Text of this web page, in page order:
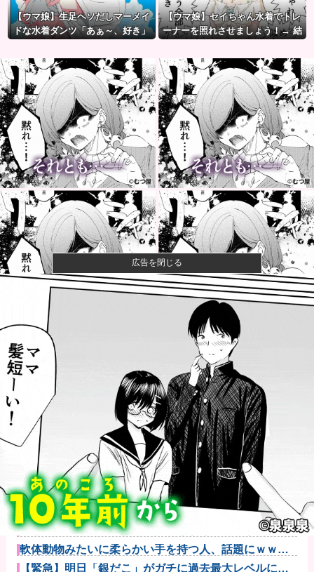
【ウマ娘】生足ヘソだしマーメイ
ドな水着ダンツ「あぁ～、好き」
【ウマ娘】セイちゃん水着でトレ
ーナーを照れさせましょう！→ 結
【衝撃】きゃりーぱみゅぱみゅ 本名をさらりと告白
【画像】山ガールさん、山でラーメンを食べたらおじ
さんに怒られ...
みいちゃん、セコカンになる
【速報】ワンピースの「世界に5種しかない飛行能力」
発言の謎が...
【朗報】みい山作者さん、みいちゃんでチー牛なので
はという疑惑...
川底に沈んでいたマンモスやナチス軍艦など露出、熱
波でドナウ川...
防弾ガラスの件で誤情報を拡散した左派、間違いを指
摘されても頑...
【速報】中国の海警局と中国海軍の船が衝突2人死亡
南シナ海で...
【画像】福原遥さん、意外とあるｗ他
【悲報】タクシー運転手、儲かりまくることが判明ｗ
ｗｗｗｗｗｗ...
軟体動物みたいに柔らかい手を持つ人、話題にｗｗｗ
ｗ「脳が理解...
【緊急】明日「銀だこ」がガチに過去最大レベルに混
広告を閉じる